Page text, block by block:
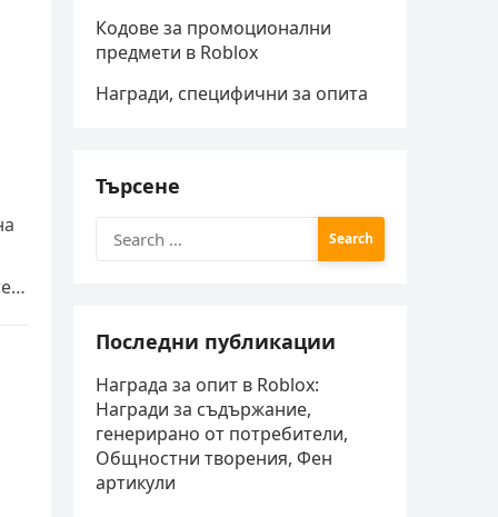
Кодове за промоционални
предмети в Roblox
Награди, специфични за опита
Търсене
for:
Последни публикации
Награда за опит в Roblox:
Награди за съдържание,
генерирано от потребители,
Общностни творения, Фен
артикули